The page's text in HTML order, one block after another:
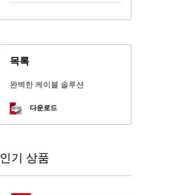
목록
완벽한 케이블 솔루션
다운로드
인기 상품